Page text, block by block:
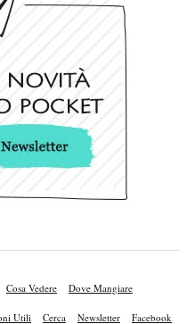
Cosa Vedere Dove Mangiare
Utili Cerca Newsletter Facebook